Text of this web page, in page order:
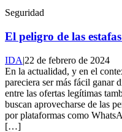
Seguridad
El peligro de las
IDA|22 de febrero de 2024
En la actualidad, y en el
pareciera ser más fácil ganar
entre las ofertas legítimas
buscan aprovecharse de las
por plataformas como
[…]